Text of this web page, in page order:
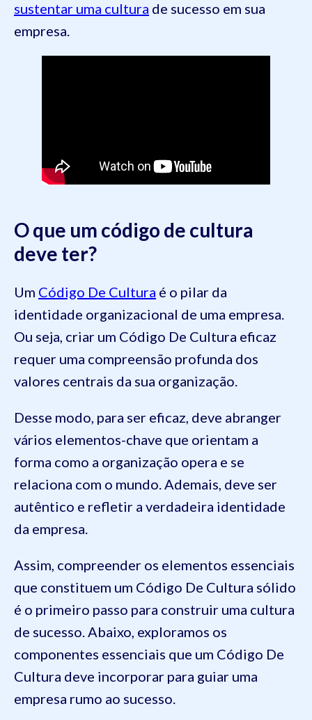
sustentar uma cultura de sucesso em sua
empresa.
O que um código de cultura
deve ter?
Um Código De Cultura é o pilar da
identidade organizacional de uma empresa.
Ou seja, criar um Código De Cultura eficaz
requer uma compreensão profunda dos
valores centrais da sua organização.
Desse modo, para ser eficaz, deve abranger
vários elementos-chave que orientam a
forma como a organização opera e se
relaciona com o mundo. Ademais, deve ser
autêntico e refletir a verdadeira identidade
da empresa.
Assim, compreender os elementos essenciais
que constituem um Código De Cultura sólido
é o primeiro passo para construir uma cultura
de sucesso. Abaixo, exploramos os
componentes essenciais que um Código De
Cultura deve incorporar para guiar uma
empresa rumo ao sucesso.